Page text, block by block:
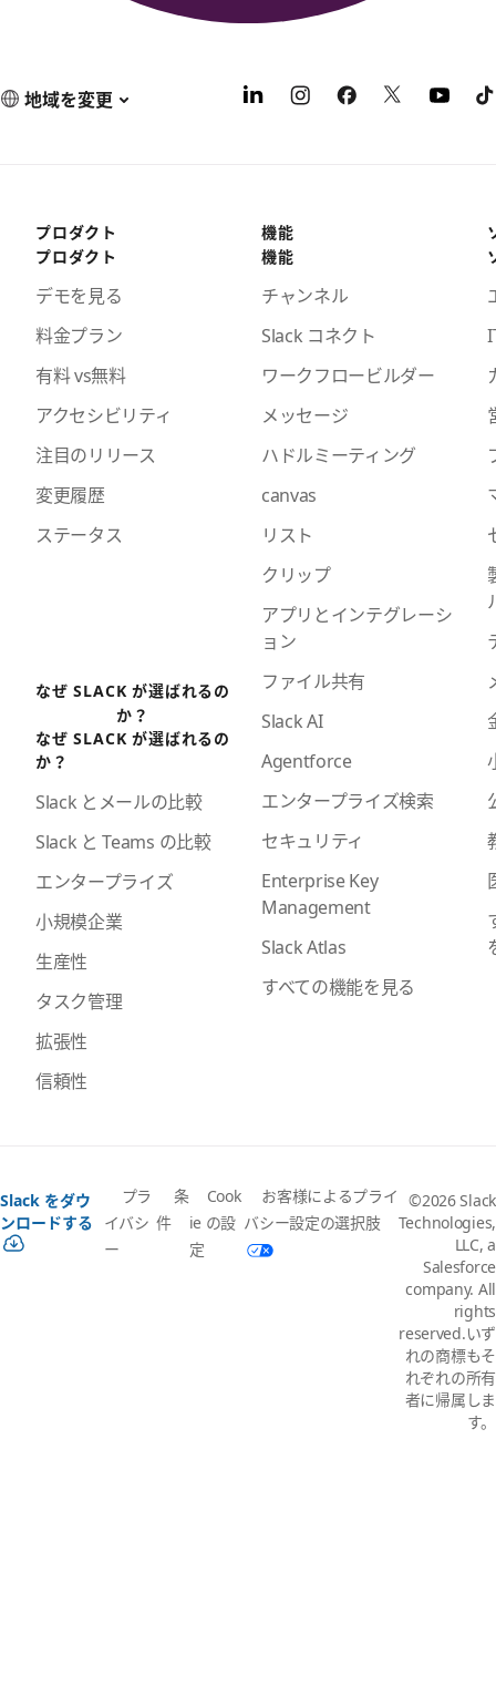
地域を変更
プロダクト
プロダクト
デモを見る
料金プラン
有料 vs無料
アクセシビリティ
注目のリリース
変更履歴
ステータス
なぜ SLACK が選ばれるの
か？
なぜ SLACK が選ばれるの
か？
Slack とメールの比較
Slack と Teams の比較
エンタープライズ
小規模企業
生産性
タスク管理
拡張性
信頼性
機能
機能
チャンネル
Slack コネクト
ワークフロービルダー
メッセージ
ハドルミーティング
canvas
リスト
クリップ
アプリとインテグレーシ
ョン
ファイル共有
Slack AI
Agentforce
エンタープライズ検索
セキュリティ
Enterprise Key
Management
Slack Atlas
すべての機能を見る
Slack をダウ
ンロードする
プラ
イバシ
ー
条
件
Cook
ie の設
定
お客様によるプライ
バシー設定の選択肢
©2026 Slack
Technologies,
LLC, a
Salesforce
company. All
rights
reserved.いず
れの商標もそ
れぞれの所有
者に帰属しま
す。